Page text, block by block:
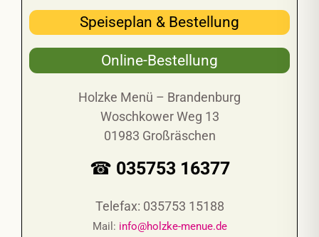
Speiseplan & Bestellung
Online-Bestellung
Holzke Menü – Brandenburg
Woschkower Weg 13
01983 Großräschen
☎ 035753 16377
Telefax: 035753 15188
Mail: info@holzke-menue.de